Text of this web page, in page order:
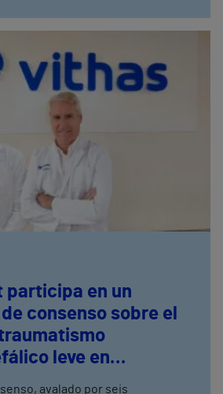
clínicos como en
a la creación del Laboratorio de
de Andalucía (BIOCLINA).
participa en un
consenso sobre el
leve en
avalado por seis